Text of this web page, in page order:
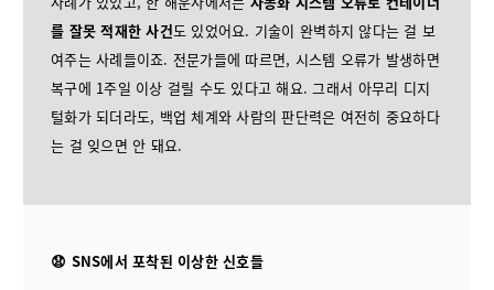
를 잘못 적재한 사건도 있었어요. 기술이 완벽하지 않다는 걸 보
여주는 사례들이죠. 전문가들에 따르면, 시스템 오류가 발생하면
복구에 1주일 이상 걸릴 수도 있다고 해요. 그래서 아무리 디지
털화가 되더라도, 백업 체계와 사람의 판단력은 여전히 중요하다
는 걸 잊으면 안 돼요.
😧 SNS에서 포착된 이상한 신호들